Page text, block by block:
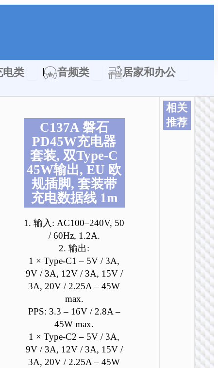
电类 Open 充电类音频类 Open 音频类居家和办公
C137A 磐石
PD45W充电器
套装, 双Type-C
45W输出, EU 欧
规插脚, 套装带
充电数据线 1m
1. 输入: AC100–240V, 50
/ 60Hz, 1.2A.
2. 输出:
1 × Type-C1 – 5V / 3A,
9V / 3A, 12V / 3A, 15V /
3A, 20V / 2.25A – 45W
max.
PPS: 3.3 – 16V / 2.8A –
45W max.
1 × Type-C2 – 5V / 3A,
9V / 3A, 12V / 3A, 15V /
3A, 20V / 2.25A – 45W
相关
推荐
充电
AC25
口
旅行充
装 EU
UK /